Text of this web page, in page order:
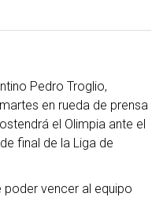
Pedro Troglio,
en rueda de prensa
el Olimpia ante el
final de la Liga de
vencer al equipo